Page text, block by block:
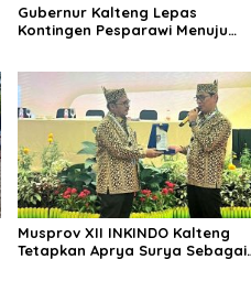
Gubernur Kalteng Lepas
Kontingen Pesparawi Menuju
Musprov XII INKINDO Kalteng
Tetapkan Aprya Surya Sebagai